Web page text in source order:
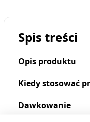
Spis treści
Opis produktu
Kiedy stosować
Dawkowanie